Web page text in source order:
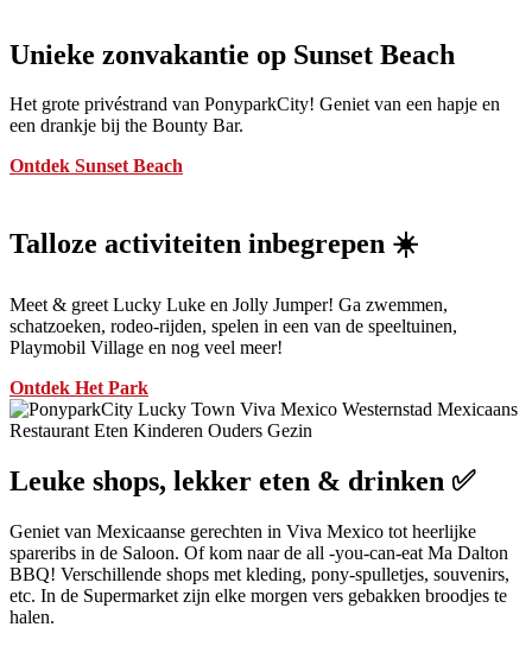
Unieke zonvakantie op Sunset Beach
Het grote privéstrand van PonyparkCity! Geniet van een hapje en
een drankje bij the Bounty Bar.
Ontdek Sunset Beach
Talloze activiteiten inbegrepen ☀️
Meet & greet Lucky Luke en Jolly Jumper! Ga zwemmen,
schatzoeken, rodeo-rijden, spelen in een van de speeltuinen,
Playmobil Village en nog veel meer!
Ontdek Het Park
Leuke shops, lekker eten & drinken ✅
Geniet van Mexicaanse gerechten in Viva Mexico tot heerlijke
spareribs in de Saloon. Of kom naar de all -you-can-eat Ma Dalton
BBQ! Verschillende shops met kleding, pony-spulletjes, souvenirs,
etc. In de Supermarket zijn elke morgen vers gebakken broodjes te
halen.